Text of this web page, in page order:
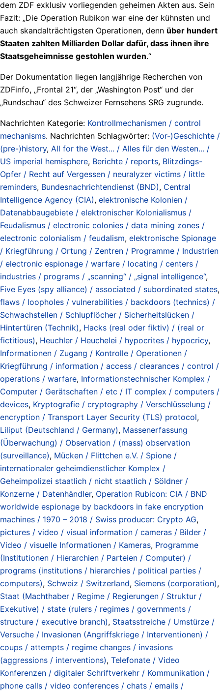
dem ZDF exklusiv vorliegenden geheimen Akten aus. Sein
Fazit: „Die Operation Rubikon war eine der kühnsten und
auch skandalträchtigsten Operationen, denn über hundert
Staaten zahlten Milliarden Dollar dafür, dass ihnen ihre
Staatsgeheimnisse gestohlen wurden.“
Der Dokumentation liegen langjährige Recherchen von
ZDFinfo, „Frontal 21“, der „Washington Post“ und der
„Rundschau“ des Schweizer Fernsehens SRG zugrunde.
Nachrichten Kategorie: Kontrollmechanismen / control
mechanisms. Nachrichten Schlagwörter: (Vor-)Geschichte /
(pre-)history, All for the West... / Alles für den Westen... /
US imperial hemisphere, Berichte / reports, Blitzdings-
Opfer / Recht auf Vergessen / neuralyzer victims / little
reminders, Bundesnachrichtendienst (BND), Central
Intelligence Agency (CIA), elektronische Kolonien /
Datenabbaugebiete / elektronischer Kolonialismus /
Feudalismus / electronic colonies / data mining zones /
electronic colonialism / feudalism, elektronische Spionage
/ Kriegführung / Ortung / Zentren / Programme / Industrien
/ electronic espionage / warfare / locating / centers /
industries / programs / „scanning“ / „signal intelligence“,
Five Eyes (spy alliance) / associated / subordinated states,
flaws / loopholes / vulnerabilities / backdoors (technics) /
Schwachstellen / Schlupflöcher / Sicherheitslücken /
Hintertüren (Technik), Hacks (real oder fiktiv) / (real or
fictitious), Heuchler / Heuchelei / hypocrites / hypocricy,
Informationen / Zugang / Kontrolle / Operationen /
Kriegführung / information / access / clearances / control /
operations / warfare, Informationstechnischer Komplex /
Computer / Gerätschaften / etc / IT complex / computers /
devices, Kryptografie / cryptography / Verschlüsselung /
encryption / Transport Layer Security (TLS) protocol,
Liliput (Deutschland / Germany), Massenerfassung
(Überwachung) / Observation / (mass) observation
(surveillance), Mücken / Flittchen e.V. / Spione /
internationaler geheimdienstlicher Komplex /
Geheimpolizei staatlich / nicht staatlich / Söldner /
Konzerne / Datenhändler, Operation Rubicon: CIA / BND
worldwide espionage by backdoors in fake encryption
machines / 1970 – 2018 / Swiss producer: Crypto AG,
pictures / video / visual information / cameras / Bilder /
Video / visuelle Informationen / Kameras, Programme
(Institutionen / Hierarchien / Parteien / Computer) /
programs (institutions / hierarchies / political parties /
computers), Schweiz / Switzerland, Siemens (corporation),
Staat (Machthaber / Regime / Regierungen / Struktur /
Exekutive) / state (rulers / regimes / governments /
structure / executive branch), Staatsstreiche / Umstürze /
Versuche / Invasionen (Angriffskriege / Interventionen) /
coups / attempts / regime changes / invasions
(aggressions / interventions), Telefonate / Video
Konferenzen / digitaler Schriftverkehr / Kommunikation /
phone calls / video conferences / chats / emails /